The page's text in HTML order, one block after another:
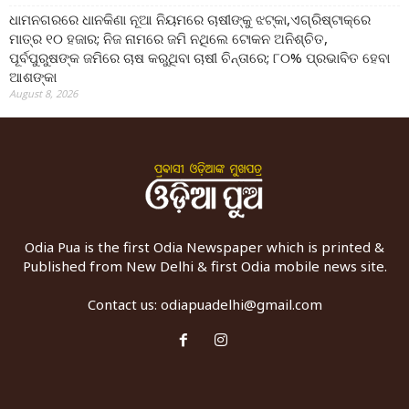
ଧାମନଗରରେ ଧାନକିଣା ନୂଆ ନିୟମରେ ଚାଷୀଙ୍କୁ ଝଟ୍‌କା,ଏଗ୍ରିଷ୍ଟାକ୍‌ରେ
ମାତ୍ର ୧୦ ହଜାର; ନିଜ ନାମରେ ଜମି ନଥିଲେ ଟୋକନ ଅନିଶ୍ଚିତ,
ପୂର୍ବପୁରୁଷଙ୍କ ଜମିରେ ଚାଷ କରୁଥିବା ଚାଷୀ ଚିନ୍ତାରେ; ୮୦% ପ୍ରଭାବିତ ହେବା
ଆଶଙ୍କା
August 8, 2026
Odia Pua is the first Odia Newspaper which is printed &
Published from New Delhi & first Odia mobile news site.
Contact us: odiapuadelhi@gmail.com